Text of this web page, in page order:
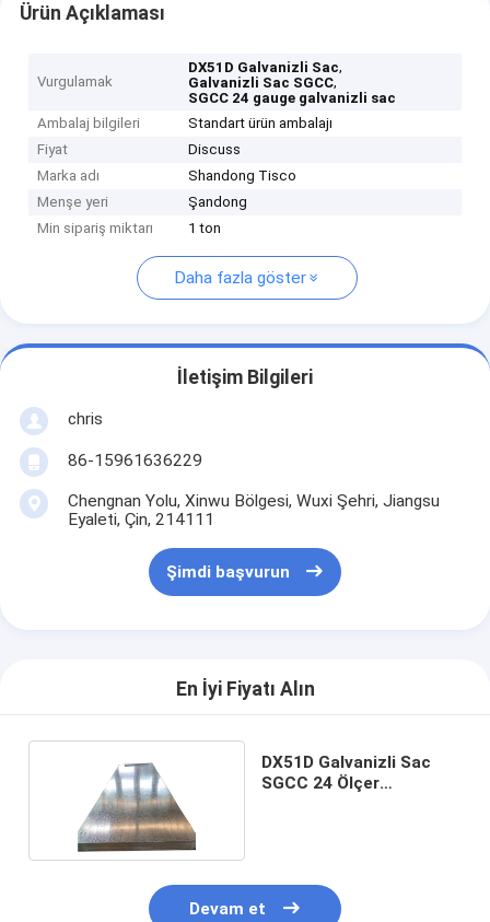
Ürün Açıklaması
Vurgulamak
DX51D Galvanizli Sac,
Galvanizli Sac SGCC,
SGCC 24 gauge galvanizli sac
Ambalaj bilgileri
Standart ürün ambalajı
Fiyat
Discuss
Marka adı
Shandong Tisco
Menşe yeri
Şandong
Min sipariş miktarı
1 ton
Daha fazla göster
İletişim Bilgileri
chris
86-15961636229
Chengnan Yolu, Xinwu Bölgesi, Wuxi Şehri, Jiangsu
Eyaleti, Çin, 214111
Şimdi başvurun
En İyi Fiyatı Alın
DX51D Galvanizli Sac
SGCC 24 Ölçer
Devam et